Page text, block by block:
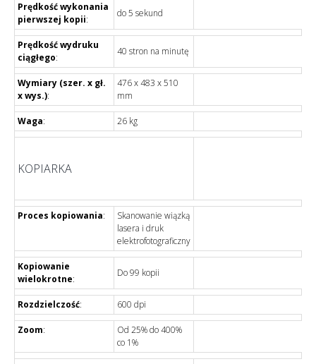
Prędkość wykonania
pierwszej kopii:
do 5 sekund
Prędkość wydruku
ciągłego:
40 stron na minutę
Wymiary (szer. x gł.
x wys.):
476 x 483 x 510
mm
Waga: 26 kg
KOPIARKA
Proces kopiowania:
Skanowanie wiązką
lasera i druk
elektrofotograficzny
Kopiowanie
wielokrotne:
Do 99 kopii
Rozdzielczość: 600 dpi
Zoom:
Od 25% do 400%
co 1%